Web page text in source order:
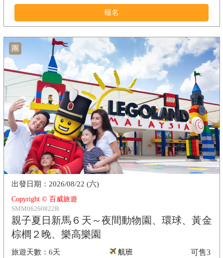
報名
團
Copyright © 百威旅遊
SMM06260822B
親子夏日新馬６天～夜間動物園、環球、黃金
棕櫚２晚、樂高樂園
6天
2026/08/22 (六)
航班 可售3